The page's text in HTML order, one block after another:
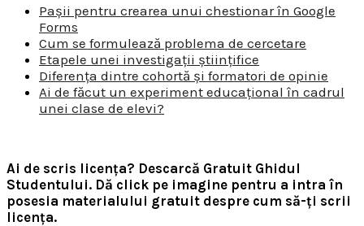
Pașii pentru crearea unui chestionar în Google
Forms
Cum se formulează problema de cercetare
Etapele unei investigații științifice
Diferența dintre cohortă și formatori de opinie
Ai de făcut un experiment educațional în cadrul
unei clase de elevi?
Ai de scris licența? Descarcă Gratuit Ghidul
Studentului. Dă click pe imagine pentru a intra în
posesia materialului gratuit despre cum să-ți scrii
licența.